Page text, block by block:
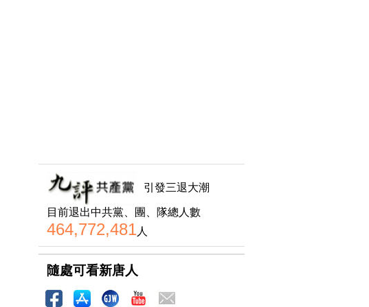
引發三退大潮
目前退出中共黨、團、隊總人數
464,772,481人
隨處可看新唐人